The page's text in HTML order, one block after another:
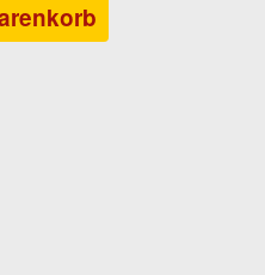
Wuchs bitte auch ausreichend